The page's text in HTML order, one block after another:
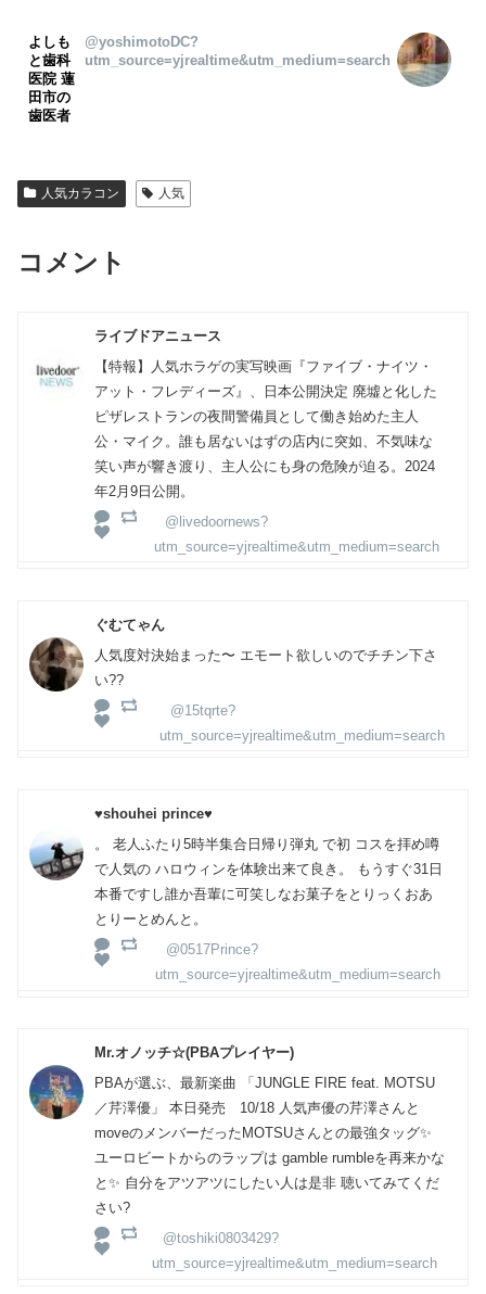
よしも
と歯科
医院 蓮
田市の
歯医者
@yoshimotoDC?
utm_source=yjrealtime&utm_medium=search
人気カラコン 人気
コメント
ライブドアニュース
【特報】人気ホラゲの実写映画『ファイブ・ナイツ・
アット・フレディーズ』、日本公開決定 廃墟と化した
ピザレストランの夜間警備員として働き始めた主人
公・マイク。誰も居ないはずの店内に突如、不気味な
笑い声が響き渡り、主人公にも身の危険が迫る。2024
年2月9日公開。
@livedoornews?
utm_source=yjrealtime&utm_medium=search
ぐむてゃん
人気度対決始まった〜 エモート欲しいのでチチン下さ
い??
@15tqrte?
utm_source=yjrealtime&utm_medium=search
♥shouhei prince♥
。 老人ふたり5時半集合日帰り弾丸 で初 コスを拝め噂
で人気の ハロウィンを体験出来て良き。 もうすぐ31日
本番ですし誰か吾輩に可笑しなお菓子をとりっくおあ
とりーとめんと。
@0517Prince?
utm_source=yjrealtime&utm_medium=search
Mr.オノッチ☆(PBAプレイヤー)
PBAが選ぶ、最新楽曲 「JUNGLE FIRE feat. MOTSU
／芹澤優」 本日発売 10/18 人気声優の芹澤さんと
moveのメンバーだったMOTSUさんとの最強タッグ✨
ユーロビートからのラップは gamble rumbleを再来かな
と✨ 自分をアツアツにしたい人は是非 聴いてみてくだ
さい?
@toshiki0803429?
utm_source=yjrealtime&utm_medium=search